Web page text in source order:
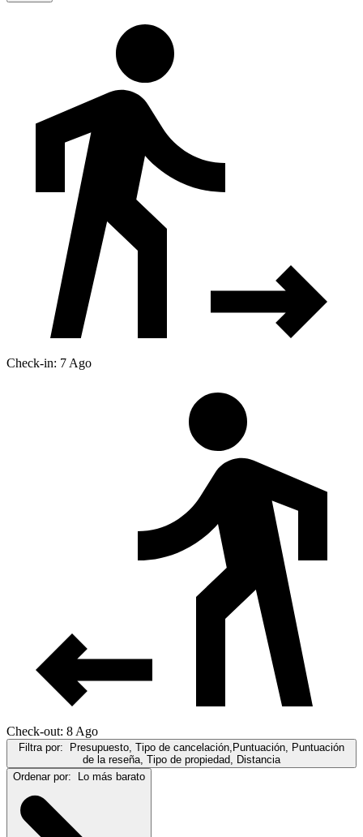
Check-in: 7 Ago
Check-out: 8 Ago
Filtra por:
Presupuesto, Tipo de cancelación,Puntuación, Puntuación
de la reseña, Tipo de propiedad, Distancia
Ordenar por:
Lo más barato